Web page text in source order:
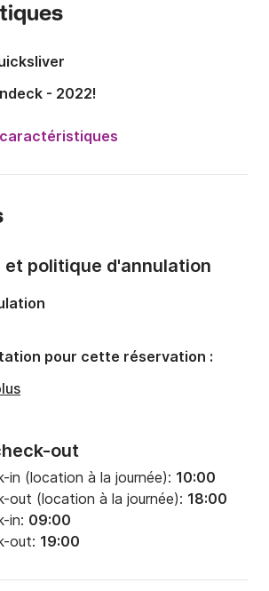
- 2022!
250cv
out
in (location à la journée): 10:00
out (location à la journée): 18:00
in: 09:00
out: 19:00
politique d'annulation
pour cette réservation :